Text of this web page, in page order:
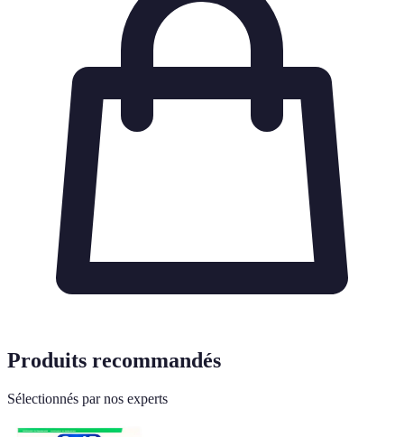
Produits recommandés
Sélectionnés par nos experts